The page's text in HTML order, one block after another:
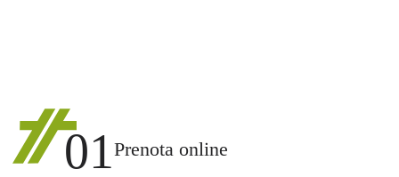
01Prenota online